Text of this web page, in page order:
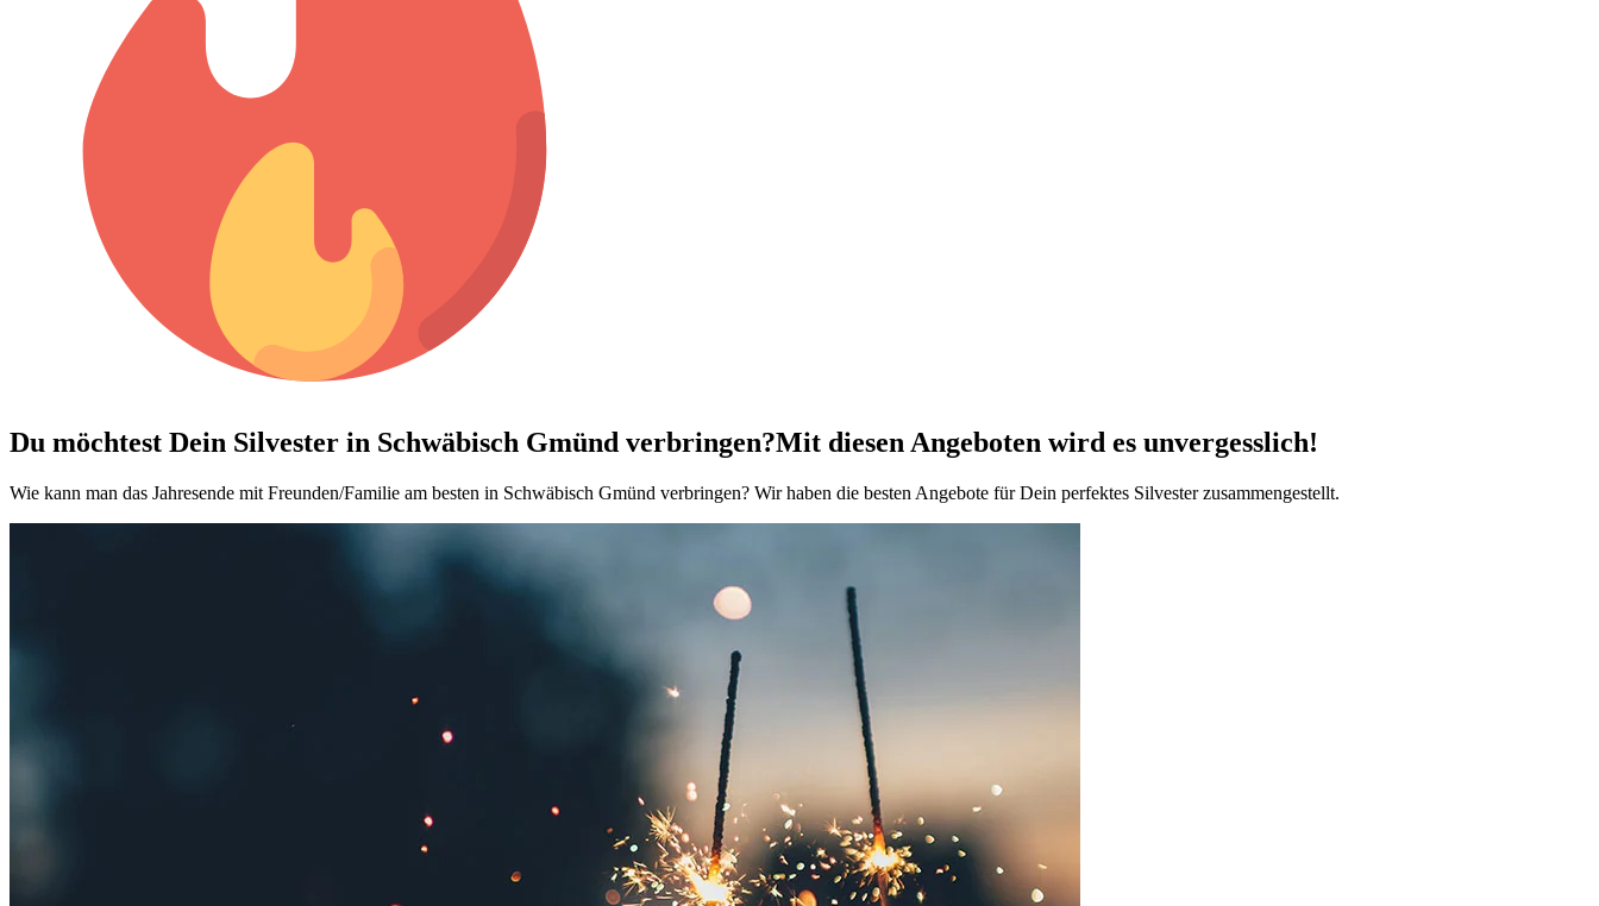
Du möchtest Dein Silvester in Schwäbisch Gmünd verbringen?Mit diesen Angeboten wird es unvergesslich!
Wie kann man das Jahresende mit Freunden/Familie am besten in Schwäbisch Gmünd verbringen? Wir haben die besten Angebote für Dein perfektes Silvester zusammengestellt.